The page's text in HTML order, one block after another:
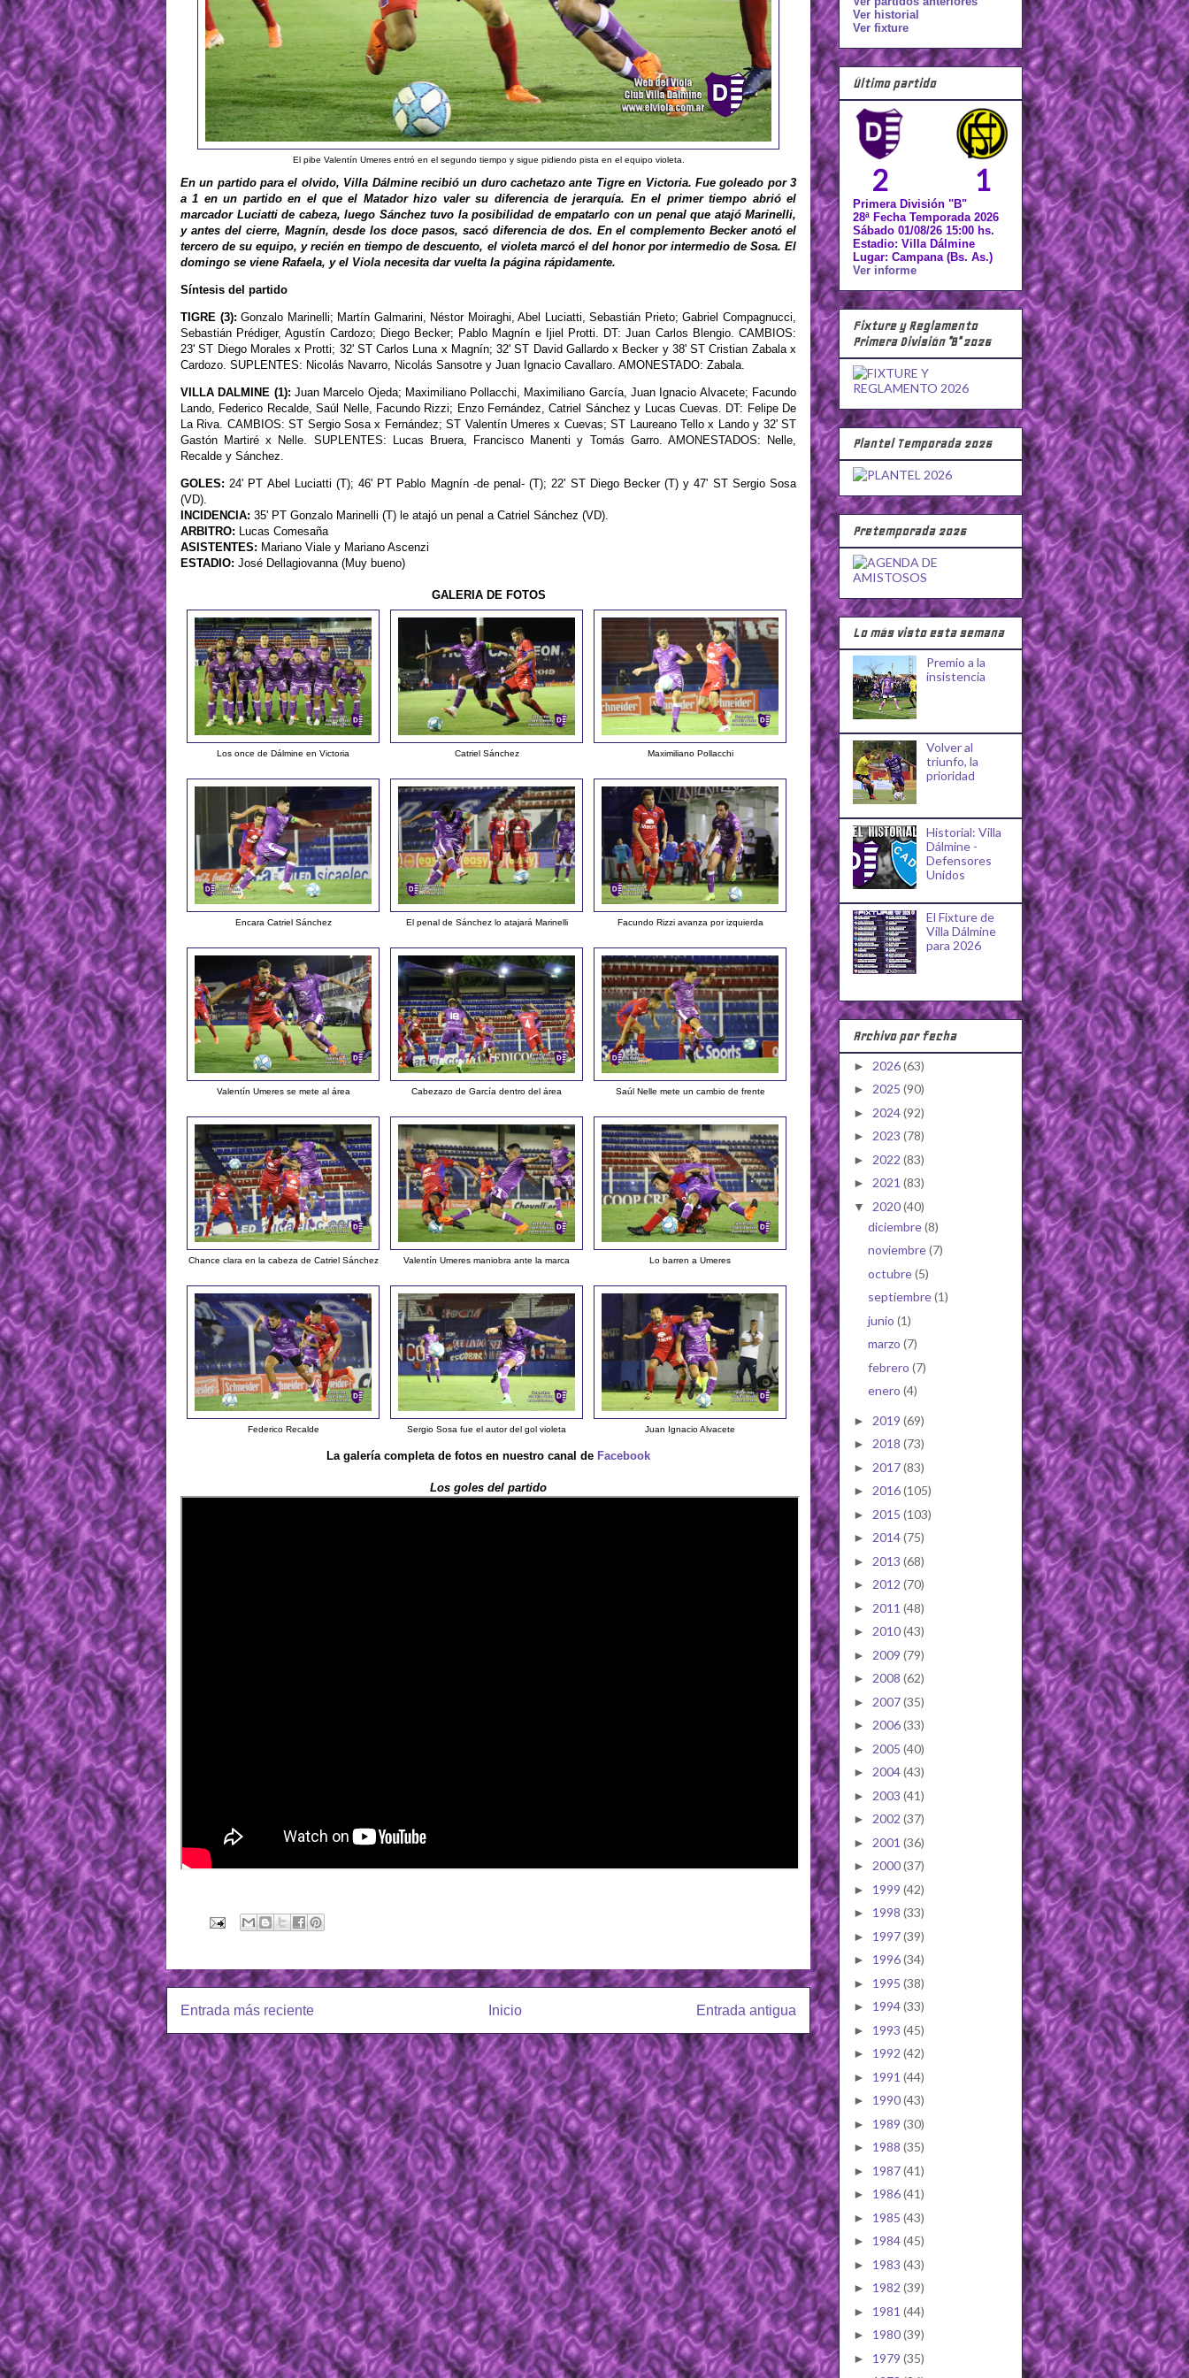
El pibe Valentín Umeres entró en el segundo tiempo y sigue pidiendo pista en el equipo violeta.
En un partido para el olvido, Villa Dálmine recibió un duro cachetazo ante Tigre en Victoria. Fue goleado por 3
a 1 en un partido en el que el Matador hizo valer su diferencia de jerarquía. En el primer tiempo abrió el
marcador Luciatti de cabeza, luego Sánchez tuvo la posibilidad de empatarlo con un penal que atajó Marinelli,
y antes del cierre, Magnín, desde los doce pasos, sacó diferencia de dos. En el complemento Becker anotó el
tercero de su equipo, y recién en tiempo de descuento, el violeta marcó el del honor por intermedio de Sosa. El
domingo se viene Rafaela, y el Viola necesita dar vuelta la página rápidamente.
Síntesis del partido
TIGRE (3): Gonzalo Marinelli; Martín Galmarini, Néstor Moiraghi, Abel Luciatti, Sebastián Prieto; Gabriel Compagnucci,
Sebastián Prédiger, Agustín Cardozo; Diego Becker; Pablo Magnín e Ijiel Protti. DT: Juan Carlos Blengio. CAMBIOS:
23' ST Diego Morales x Protti; 32' ST Carlos Luna x Magnín; 32' ST David Gallardo x Becker y 38' ST Cristian Zabala x
Cardozo. SUPLENTES: Nicolás Navarro, Nicolás Sansotre y Juan Ignacio Cavallaro. AMONESTADO: Zabala.
VILLA DALMINE (1): Juan Marcelo Ojeda; Maximiliano Pollacchi, Maximiliano García, Juan Ignacio Alvacete; Facundo
Lando, Federico Recalde, Saúl Nelle, Facundo Rizzi; Enzo Fernández, Catriel Sánchez y Lucas Cuevas. DT: Felipe De
La Riva. CAMBIOS: ST Sergio Sosa x Fernández; ST Valentín Umeres x Cuevas; ST Laureano Tello x Lando y 32' ST
Gastón Martiré x Nelle. SUPLENTES: Lucas Bruera, Francisco Manenti y Tomás Garro. AMONESTADOS: Nelle,
Recalde y Sánchez.
GOLES: 24' PT Abel Luciatti (T); 46' PT Pablo Magnín -de penal- (T); 22' ST Diego Becker (T) y 47' ST Sergio Sosa
(VD).
INCIDENCIA: 35' PT Gonzalo Marinelli (T) le atajó un penal a Catriel Sánchez (VD).
ARBITRO: Lucas Comesaña
ASISTENTES: Mariano Viale y Mariano Ascenzi
ESTADIO: José Dellagiovanna (Muy bueno)
GALERIA DE FOTOS
Los once de Dálmine en Victoria Catriel Sánchez Maximiliano Pollacchi
Encara Catriel Sánchez El penal de Sánchez lo atajará Marinelli Facundo Rizzi avanza por izquierda
Valentín Umeres se mete al área Cabezazo de García dentro del área Saúl Nelle mete un cambio de frente
Chance clara en la cabeza de Catriel Sánchez Valentín Umeres maniobra ante la marca Lo barren a Umeres
Federico Recalde Sergio Sosa fue el autor del gol violeta Juan Ignacio Alvacete
La galería completa de fotos en nuestro canal de Facebook
Los goles del partido
Entrada más reciente Entrada antigua
Inicio
Ver historial
Ver fixture
Último partido
2 1
Primera División "B"
28ª Fecha Temporada 2026
Sábado 01/08/26 15:00 hs.
Estadio: Villa Dálmine
Lugar: Campana (Bs. As.)
Ver informe
Fixture y Reglamento
Primera División "B" 2026
Plantel Temporada 2026
Pretemporada 2026
Lo más visto esta semana
Premio a la
insistencia
Volver al
triunfo, la
prioridad
Historial: Villa
Dálmine -
Defensores
Unidos
El Fixture de
Villa Dálmine
para 2026
Archivo por fecha
► 2026(63)
► 2025 (90)
► 2024(92)
► 2023 (78)
► 2022 (83)
► 2021 (83)
▼ 2020(40)
diciembre(8)
noviembre(7)
octubre(5)
septiembre(1)
junio (1)
marzo (7)
febrero (7)
enero (4)
► 2019 (69)
► 2018 (73)
► 2017(83)
► 2016(105)
► 2015 (103)
► 2014(75)
► 2013 (68)
► 2012 (70)
► 2011 (48)
► 2010(43)
► 2009 (79)
► 2008 (62)
► 2007(35)
► 2006(33)
► 2005 (40)
► 2004(43)
► 2003 (41)
► 2002 (37)
► 2001 (36)
► 2000(37)
► 1999 (42)
► 1998 (33)
► 1997(39)
► 1996(34)
► 1995 (38)
► 1994(33)
► 1993 (45)
► 1992 (42)
► 1991 (44)
► 1990(43)
► 1989 (30)
► 1988 (35)
► 1987(41)
► 1986(41)
► 1985 (43)
► 1984(45)
► 1983 (43)
► 1982 (39)
► 1981 (44)
► 1980(39)
► 1979 (35)